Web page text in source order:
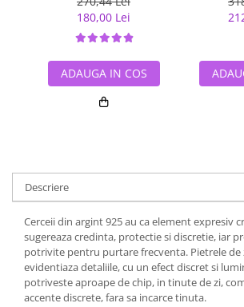
180,00 Lei
ADAUGA IN COS
Descriere
Cerceii din argint 925 au ca element expresiv
sugereaza credinta, protectie si discretie, iar
potrivite pentru purtare frecventa. Pietrele de
evidentiaza detaliile, cu un efect discret si
potriveste aproape de chip, in tinute de zi,
accente discrete, fara sa incarce tinuta.